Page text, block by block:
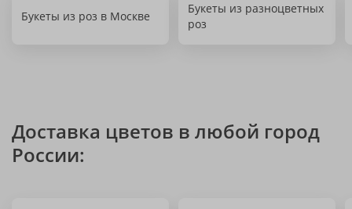
Букеты из роз в Москве
Букеты из разноцветных
роз
Доставка цветов в любой город
России: